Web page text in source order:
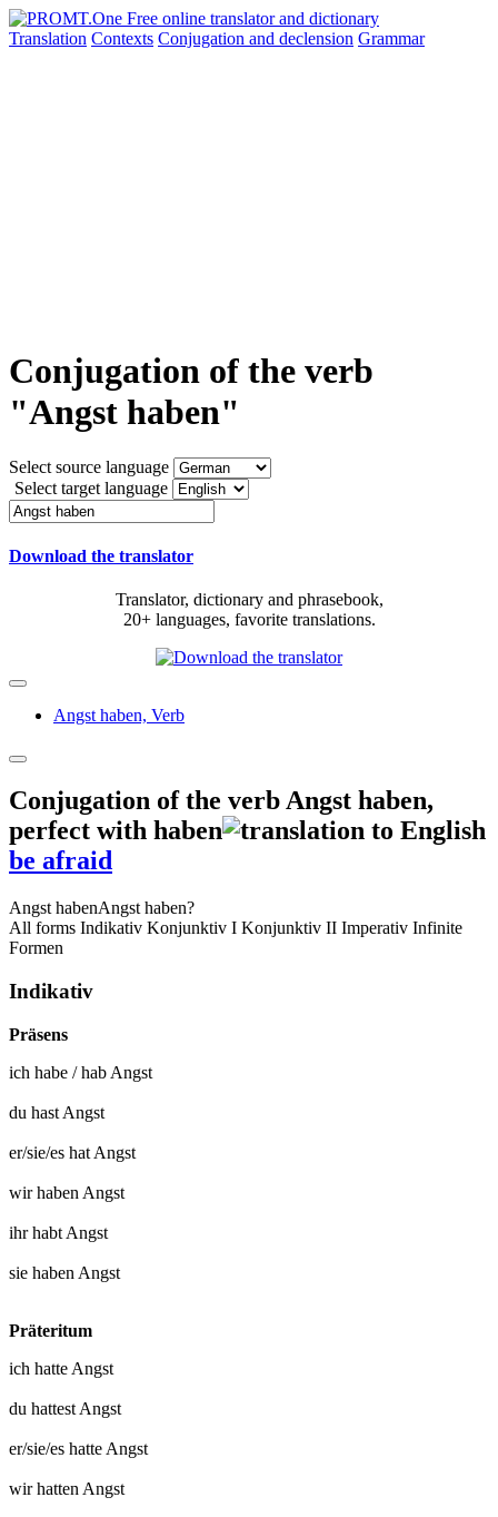
Translation Contexts Conjugation and declension Grammar
Conjugation of the verb
"Angst haben"
Select source language
Select target language
Download the translator
Translator, dictionary and phrasebook,
20+ languages, favorite translations.
Angst haben, Verb
Conjugation of the verbAngst haben,
perfect with haben
be afraid
Angst habenAngst haben?
All forms Indikativ Konjunktiv I Konjunktiv II Imperativ Infinite
Formen
Indikativ
Präsens
ich habe /hab Angst
du hast Angst
er/sie/es hat Angst
wirhaben Angst
ihrhabt Angst
sie haben Angst
Präteritum
ich hatte Angst
du hattest Angst
er/sie/es hatte Angst
wirhatten Angst